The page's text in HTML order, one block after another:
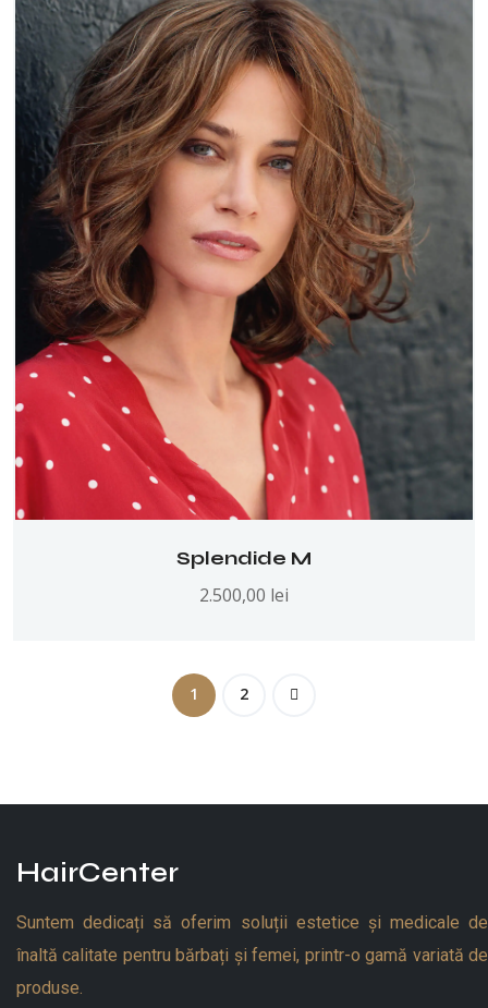
Splendide M
2.500,00 lei
1 2
HairCenter
Suntem dedicați să oferim soluții estetice și medicale de
înaltă calitate pentru bărbați și femei, printr-o gamă variată de
produse.